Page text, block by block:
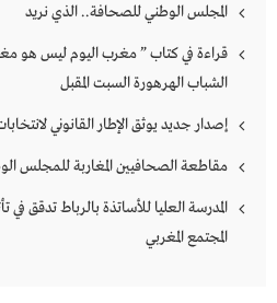
المجلس الوطني للصحافة.. الذي نريد
قراءة في كتاب ” مغرب اليوم ليس هو
الشباب الهرهورة السبت المقبل
إصدار جديد يوثق الإطار القانوني
مقاطعة الصحافيين المغاربة للمجلس
المدرسة العليا للأساتذة بالرباط تدقق في
المجتمع المغربي